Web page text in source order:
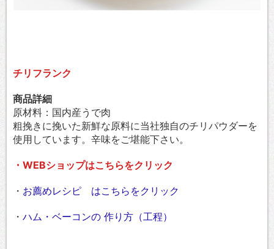
チリフランク
商品詳細
原材料：国内産うで肉
粗挽きに挽いた新鮮な原料に当社独自のチリパウダーを
使用しています。辛味をご堪能下さい。
・WEBショップはこちらをクリック
・ お薦めレシピ はこちらをクリック
・ ハム・ベーコンの 作り方（工程）